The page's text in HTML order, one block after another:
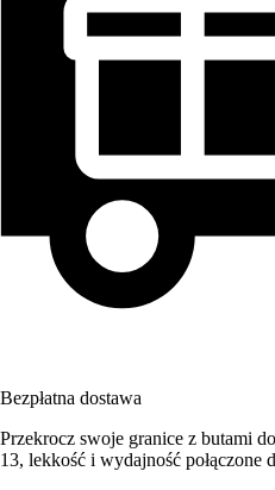
Bezpłatna dostawa
Przekrocz swoje granice z butami
13, lekkość i wydajność połączone